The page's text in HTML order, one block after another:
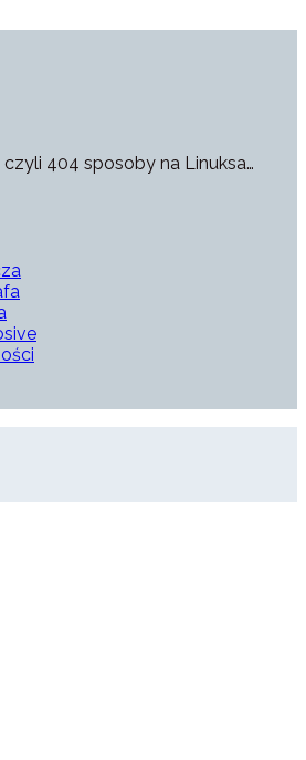
404 sposoby na Linuksa…